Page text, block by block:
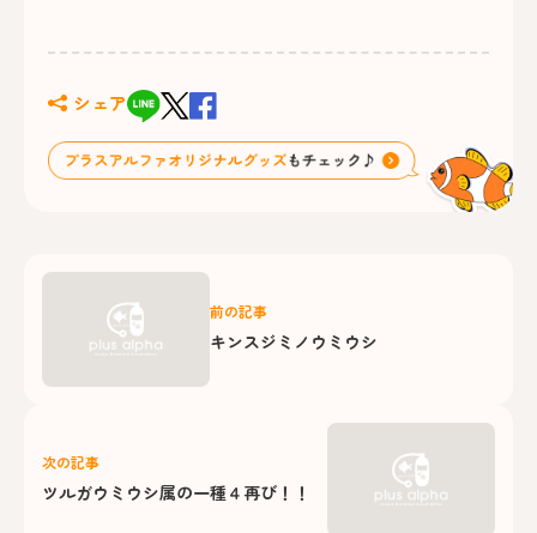
シェア
前の記事
キンスジミノウミウシ
次の記事
ツルガウミウシ属の一種４再び！！